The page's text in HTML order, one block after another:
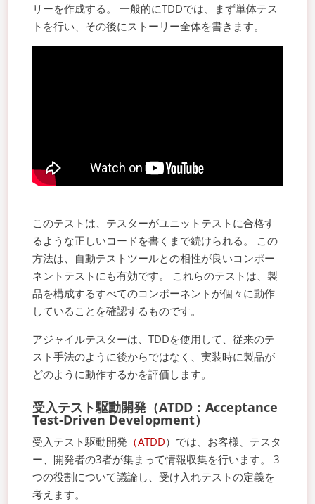
リーを作成する。 一般的にTDDでは、まず単体テス
トを行い、その後にストーリー全体を書きます。
このテストは、テスターがユニットテストに合格す
るような正しいコードを書くまで続けられる。 この
方法は、自動テストツールとの相性が良いコンポー
ネントテストにも有効です。 これらのテストは、製
品を構成するすべてのコンポーネントが個々に動作
していることを確認するものです。
アジャイルテスターは、TDDを使用して、従来のテ
スト手法のように後からではなく、実装時に製品が
どのように動作するかを評価します。
受入テスト駆動開発（ATDD：Acceptance
Test-Driven Development）
受入テスト駆動開発 （ATDD）では、お客様、テスタ
ー、開発者の3者が集まって情報収集を行います。 3
つの役割について議論し、受け入れテストの定義を
考えます。